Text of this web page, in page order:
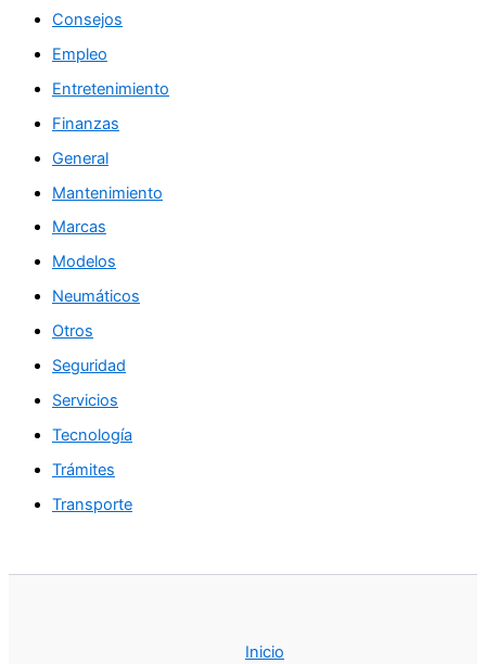
Consejos
Empleo
Entretenimiento
Finanzas
General
Mantenimiento
Marcas
Modelos
Neumáticos
Otros
Seguridad
Servicios
Tecnología
Trámites
Transporte
Inicio